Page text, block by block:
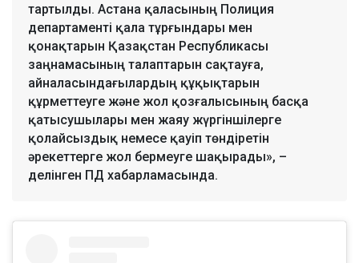
тартылды. Астана қаласының Полиция
департаменті қала тұрғындары мен
қонақтарын Қазақстан Республикасы
заңнамасының талаптарын сақтауға,
айналасындағылардың құқықтарын
құрметтеуге және жол қозғалысының басқа
қатысушылары мен жаяу жүргіншілерге
қолайсыздық немесе қауіп төндіретін
әрекеттерге жол бермеуге шақырады», –
делінген ПД хабарламасында.